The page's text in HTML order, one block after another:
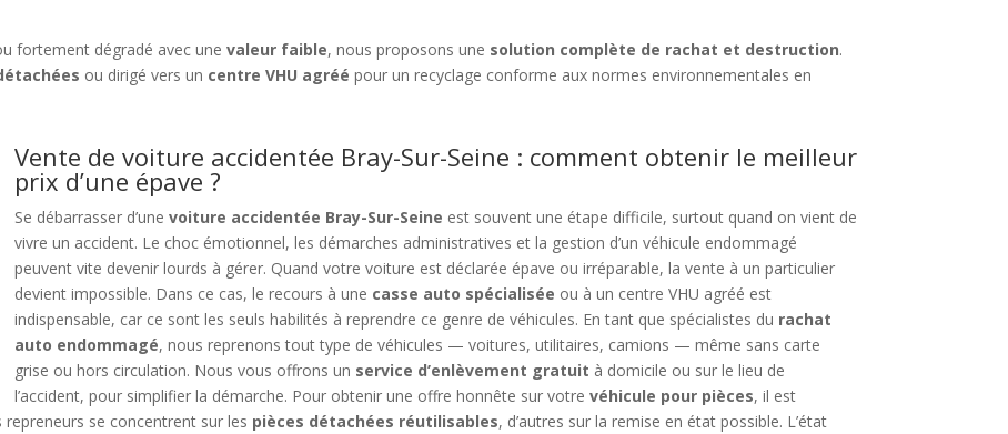
fortement dégradé avec unevaleur faible, nous proposons une solution complète de rachat et destruction.
ou dirigé vers un centre VHU agréé pour un recyclage conforme aux normes environnementales en
Vente de voiture accidentée Bray-Sur-Seine : comment obtenir le meilleur
prix d’une épave ?
Se débarrasser d’unevoiture accidentée Bray-Sur-Seine est souvent une étape difficile, surtout quand on vient de
vivre un accident. Le choc émotionnel, les démarches administratives et la gestion d’un véhicule endommagé
peuvent vite devenir lourds à gérer. Quand votre voiture est déclarée épave ou irréparable, la vente à un particulier
devient impossible. Dans ce cas, le recours à une casse auto spécialisée ou à un centre VHU agréé est
indispensable, car ce sont les seuls habilités à reprendre ce genre de véhicules. En tant que spécialistes du rachat
auto endommagé, nous reprenons tout type de véhicules — voitures, utilitaires, camions — même sans carte
grise ou hors circulation. Nous vous offrons un service d’enlèvement gratuit à domicile ou sur le lieu de
l’accident, pour simplifier la démarche. Pour obtenir une offre honnête sur votrevéhicule pour pièces, il est
se concentrent sur les pièces détachées réutilisables, d’autres sur la remise en état possible. L’état